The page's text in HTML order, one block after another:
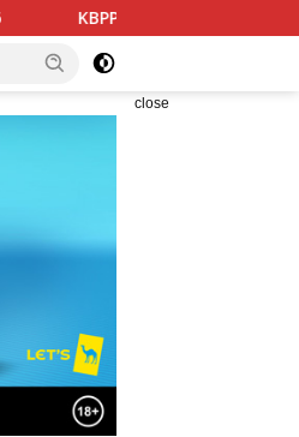
Soliditas Nasional Lewat
close